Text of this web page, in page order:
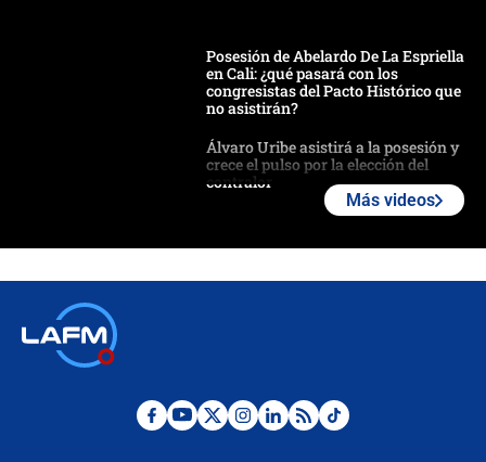
Posesión de Abelardo De La Espriella
en Cali: ¿qué pasará con los
congresistas del Pacto Histórico que
no asistirán?
Álvaro Uribe asistirá a la posesión y
crece el pulso por la elección del
contralor
Estratega de Abelardo de la Espriella
Más videos